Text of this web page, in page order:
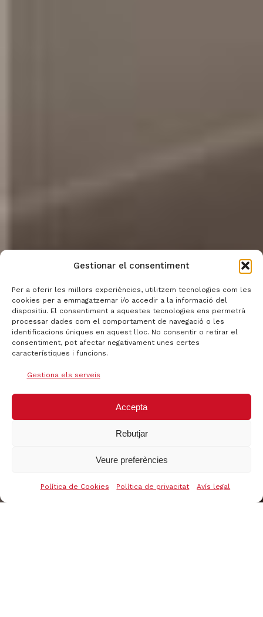
Gestionar el consentiment
Per a oferir les millors experiències, utilitzem tecnologies com les
cookies per a emmagatzemar i/o accedir a la informació del
dispositiu. El consentiment a aquestes tecnologies ens permetrà
processar dades com el comportament de navegació o les
identificacions úniques en aquest lloc. No consentir o retirar el
consentiment, pot afectar negativament unes certes
característiques i funcions.
Gestiona els serveis
Accepta
Rebutjar
Veure preferències
Política de Cookies Política de privacitat Avís legal